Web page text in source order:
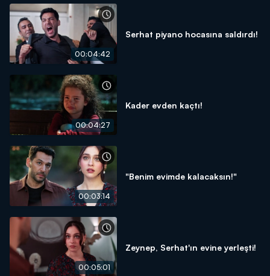
00:04:42
Serhat piyano hocasına saldırdı!
00:04:27
Kader evden kaçtı!
00:03:14
"Benim evimde kalacaksın!"
00:05:01
Zeynep, Serhat'ın evine yerleşti!